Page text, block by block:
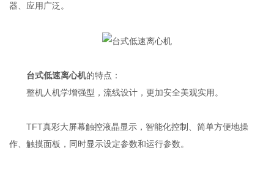
器、应用广泛。
台式低速离心机的特点：
整机人机学增强型，流线设计，更加安全美观实用。
TFT真彩大屏幕触控液晶显示，智能化控制、简单方便地操
作、触摸面板，同时显示设定参数和运行参数。